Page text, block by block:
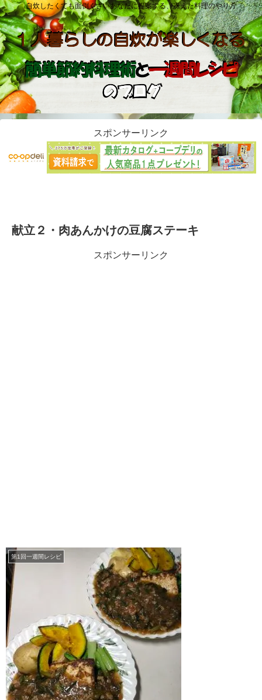
自炊したくても面倒くさいあなたに提案する、冴えた料理のやり方
スポンサーリンク
献立２・肉あんかけの豆腐ステーキ
スポンサーリンク
第1回一週間レシピ